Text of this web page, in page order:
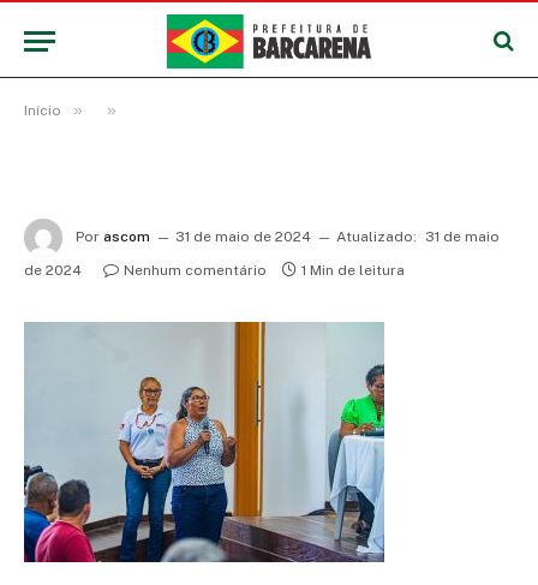
Início » »
Por ascom 31 de maio de 2024 Atualizado:
31 de maio
de 2024
Nenhum comentário 1 Min de leitura